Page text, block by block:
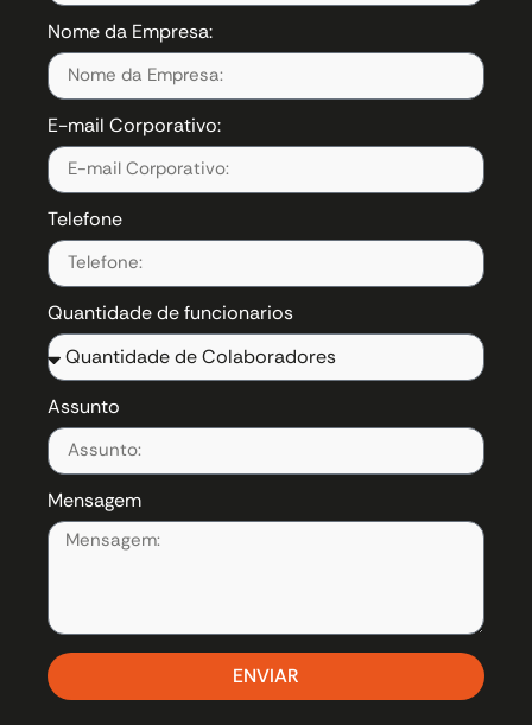
Nome da Empresa:
E-mail Corporativo:
Telefone
Quantidade de funcionarios
Assunto
Mensagem
ENVIAR